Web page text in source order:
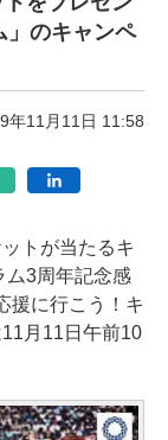
」のキャンペ
年11月11日 11:58
トが当たるキ
ム3周年記念感
援に行こう！キ
月11日午前10